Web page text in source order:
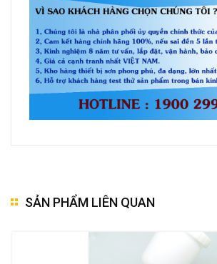
SẢN PHẨM LIÊN QUAN